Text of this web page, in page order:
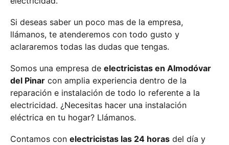
Si deseas saber un poco mas de la empresa,
llámanos, te atenderemos con todo gusto y
aclararemos todas las dudas que tengas.
Somos una empresa de electricistas en Almodóvar
del Pinar con amplia experiencia dentro de la
reparación e instalación de todo lo referente a la
electricidad. ¿Necesitas hacer una instalación
eléctrica en tu hogar? Llámanos.
Contamos con electricistas las 24 horas del día y